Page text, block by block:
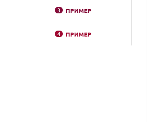
3 ПРИМЕР
4 ПРИМЕР